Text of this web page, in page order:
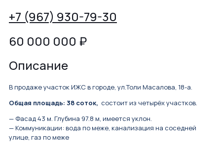
+7 (967) 930-79-30
60 000 000 ₽
Описание
В продаже участок ИЖС в городе, ул.Толи Масалова, 18-а.
Общая площадь: 38 соток, состоит из четырёх участков.
— Фасад 43 м. Глубина 97.8 м, имеется уклон.
— Коммуникации: вода по меже, канализация на соседней
улице, газ по меже